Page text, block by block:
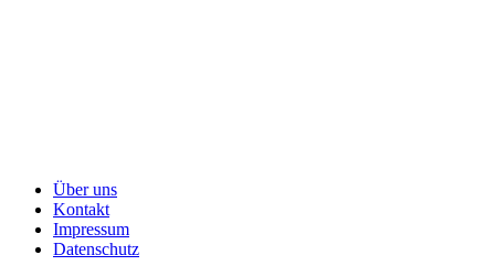
Über uns
Kontakt
Impressum
Datenschutz